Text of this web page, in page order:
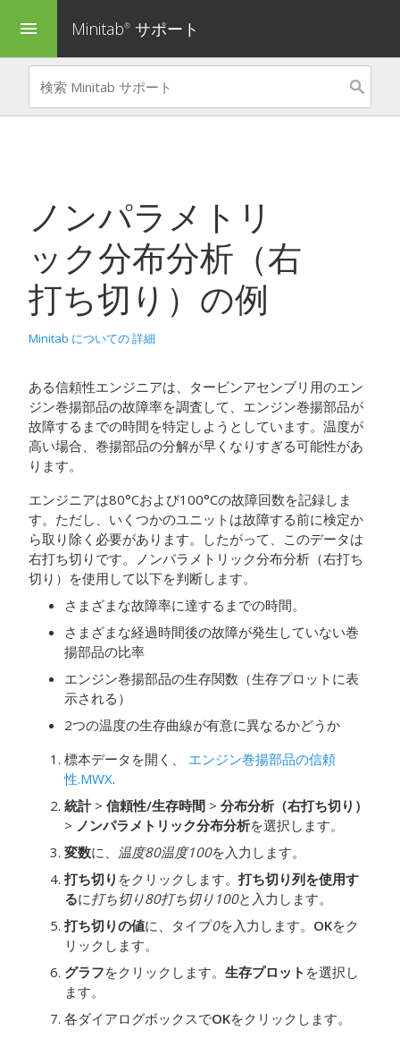
menu Minitab® サポート
ノンパラメトリ
ック分布分析（右
打ち切り） の例
Minitab についての 詳細
ある信頼性エンジニアは、タービンアセンブリ用のエン
ジン巻揚部品の故障率を調査して、エンジン巻揚部品が
故障するまでの時間を特定しようとしています。温度が
高い場合、巻揚部品の分解が早くなりすぎる可能性があ
ります。
エンジニアは80°Cおよび100°Cの故障回数を記録しま
す。ただし、いくつかのユニットは故障する前に検定か
ら取り除く必要があります。したがって、このデータは
右打ち切りです。ノンパラメトリック分布分析（右打ち
切り）を使用して以下を判断します。
さまざまな故障率に達するまでの時間。
さまざまな経過時間後の故障が発生していない巻
揚部品の比率
エンジン巻揚部品の生存関数（生存プロットに表
示される）
2つの温度の生存曲線が有意に異なるかどうか
標本データを開く、 エンジン巻揚部品の信頼
性.MWX.
統計> 信頼性/生存時間 > 分布分析（右打ち切り）
> ノンパラメトリック分布分析を選択します。
変数に、 温度80温度100を入力します。
打ち切り をクリックします。 打ち切り列を使用す
るに打ち切り80打ち切り100と入力します。
打ち切りの値に、タイプ0を入力します。 OKをク
リックします。
グラフをクリックします。 生存プロット を選択し
ます。
各ダイアログボックスでOKをクリックします。